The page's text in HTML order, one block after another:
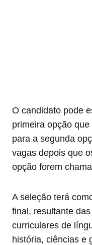
O candidato pode
primeira opção
para a segunda
vagas depois que
opção forem
A seleção terá
final, resultante
curriculares de
história, ciências e